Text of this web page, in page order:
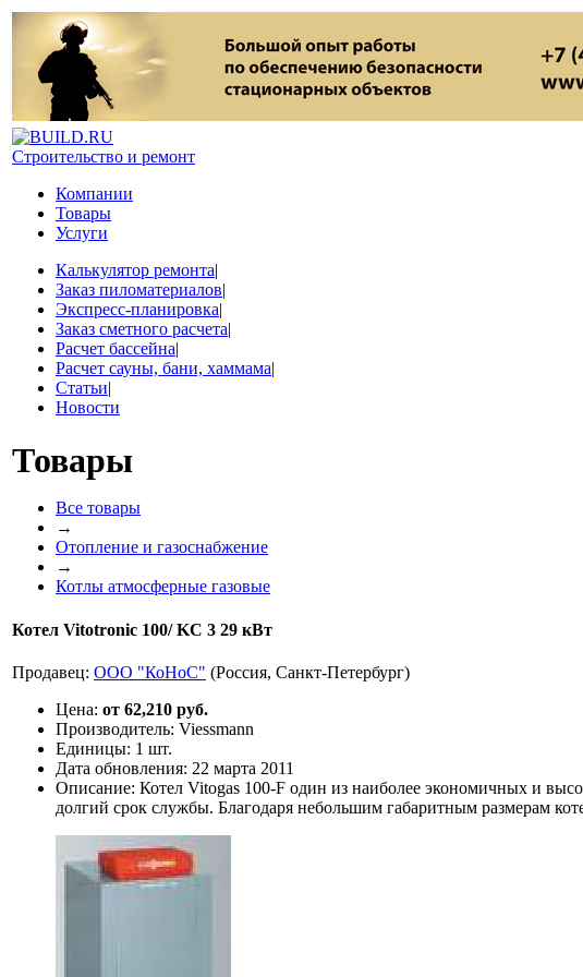
Строительство и ремонт
Компании
Товары
Услуги
Калькулятор ремонта|
Заказ пиломатериалов|
Экспресс-планировка|
Заказ сметного расчета|
Расчет бассейна|
Расчет сауны, бани, хаммама|
Статьи|
Новости
Товары
Все товары
→
Отопление и газоснабжение
→
Котлы атмосферные газовые
Котел Vitotronic 100/ KC 3 29 кВт
Продавец: ООО "КоНоС" (Россия, Санкт-Петербург)
Цена: от 62,210 руб.
Производитель: Viessmann
Единицы: 1 шт.
Дата обновления: 22 марта 2011
Описание: Котел Vitogas 100-F один из наиболее экономичных и
долгий срок службы. Благодаря небольшим габаритным размерам